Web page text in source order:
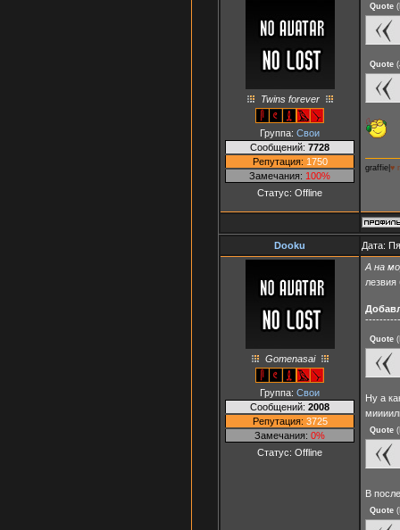
Twins forever
Группа: Свои
Сообщений: 7728
Репутация: 1750
Замечания: 100%
Статус: Offline
Quote (
Quote (
graffie| ♥
Dooku Дата:
Gomenasai
Группа: Свои
Сообщений: 2008
Репутация: 3725
Замечания: 0%
Статус: Offline
А на
Quote (
Ну а
Quote (
В
Quote (